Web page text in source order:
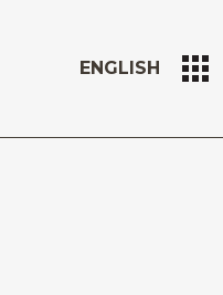
ENGLISH